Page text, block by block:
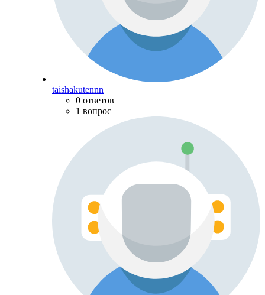
taishakutennn
0 ответов
1 вопрос